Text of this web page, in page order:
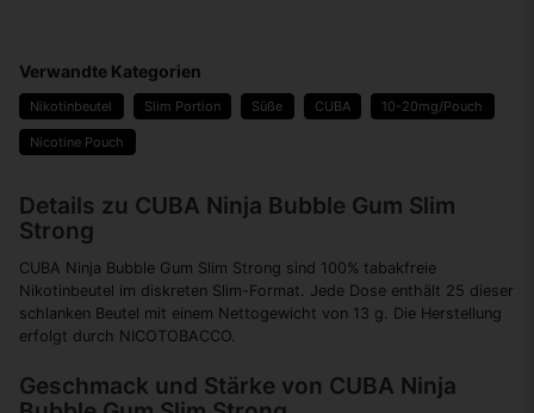
Verwandte Kategorien
Nikotinbeutel Slim Portion Süße CUBA 10-20mg/Pouch
Nicotine Pouch
Details zu CUBA Ninja Bubble Gum Slim
Strong
CUBA Ninja Bubble Gum Slim Strong sind 100% tabakfreie
Nikotinbeutel im diskreten Slim-Format. Jede Dose enthält 25 dieser
schlanken Beutel mit einem Nettogewicht von 13 g. Die Herstellung
erfolgt durch NICOTOBACCO.
Geschmack und Stärke von CUBA Ninja